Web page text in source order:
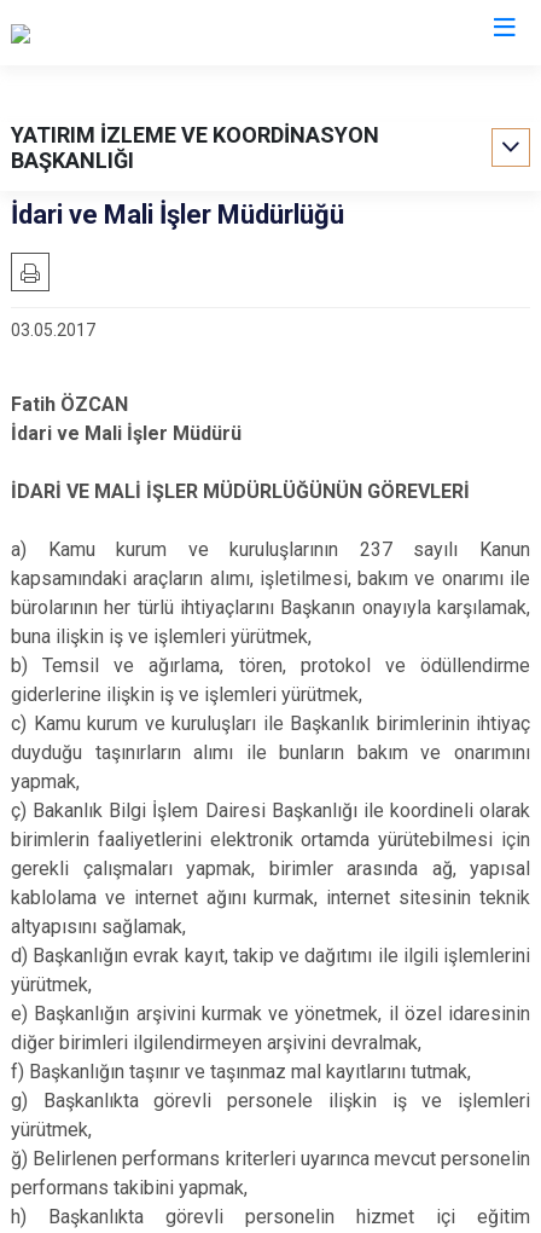
YATIRIM İZLEME VE KOORDİNASYON
BAŞKANLIĞI
İdari ve Mali İşler Müdürlüğü
03.05.2017
Fatih ÖZCAN
İdari ve Mali İşler Müdürü
İDARİ VE MALİ İŞLER MÜDÜRLÜĞÜNÜN GÖREVLERİ
a) Kamu kurum ve kuruluşlarının 237 sayılı Kanun
kapsamındaki araçların alımı, işletilmesi, bakım ve onarımı ile
bürolarının her türlü ihtiyaçlarını Başkanın onayıyla karşılamak,
buna ilişkin iş ve işlemleri yürütmek,
b) Temsil ve ağırlama, tören, protokol ve ödüllendirme
giderlerine ilişkin iş ve işlemleri yürütmek,
c) Kamu kurum ve kuruluşları ile Başkanlık birimlerinin ihtiyaç
duyduğu taşınırların alımı ile bunların bakım ve onarımını
yapmak,
ç) Bakanlık Bilgi İşlem Dairesi Başkanlığı ile koordineli olarak
birimlerin faaliyetlerini elektronik ortamda yürütebilmesi için
gerekli çalışmaları yapmak, birimler arasında ağ, yapısal
kablolama ve internet ağını kurmak, internet sitesinin teknik
altyapısını sağlamak,
d) Başkanlığın evrak kayıt, takip ve dağıtımı ile ilgili işlemlerini
yürütmek,
e) Başkanlığın arşivini kurmak ve yönetmek, il özel idaresinin
diğer birimleri ilgilendirmeyen arşivini devralmak,
f) Başkanlığın taşınır ve taşınmaz mal kayıtlarını tutmak,
g) Başkanlıkta görevli personele ilişkin iş ve işlemleri
yürütmek,
ğ) Belirlenen performans kriterleri uyarınca mevcut personelin
performans takibini yapmak,
h) Başkanlıkta görevli personelin hizmet içi eğitim